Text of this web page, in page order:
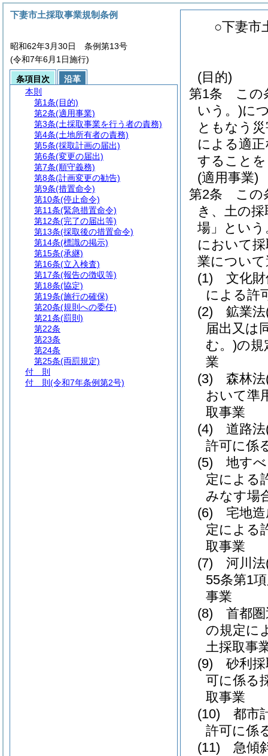
○下妻市
(目的)
第1条
この
いう。)に
ともなう
による適
すること
(適用事業)
第2条
この
き、土の採
場」という
において
業につい
(1)
文化
による許
(2)
鉱業法
届出又は
む。)の規
業
(3)
森林法
おいて準
取事業
(4)
道路法
許可に係
(5)
地す
定による
みなす場
(6)
宅地
定による
取事業
(7)
河川法
55条第1
事業
(8)
首都
の規定に
土採取事
(9)
砂利
可に係る
取事業
(10)
都市
許可に係
(11)
急傾
下妻市土採取事業規制条例
昭和62年3月30日 条例第13号
(令和7年6月1日施行)
条項目次
沿革
本則
第1条(目的)
第2条(適用事業)
第3条(土採取事業を行う者の責務)
第4条(土地所有者の責務)
第5条(採取計画の届出)
第6条(変更の届出)
第7条(順守義務)
第8条(計画変更の勧告)
第9条(措置命令)
第10条(停止命令)
第11条(緊急措置命令)
第12条(完了の届出等)
第13条(採取後の措置命令)
第14条(標識の掲示)
第15条(承継)
第16条(立入検査)
第17条(報告の徴収等)
第18条(協定)
第19条(施行の確保)
第20条(規則への委任)
第21条(罰則)
第22条
第23条
第24条
第25条(両罰規定)
付 則
付 則 (令和7年条例第2号)